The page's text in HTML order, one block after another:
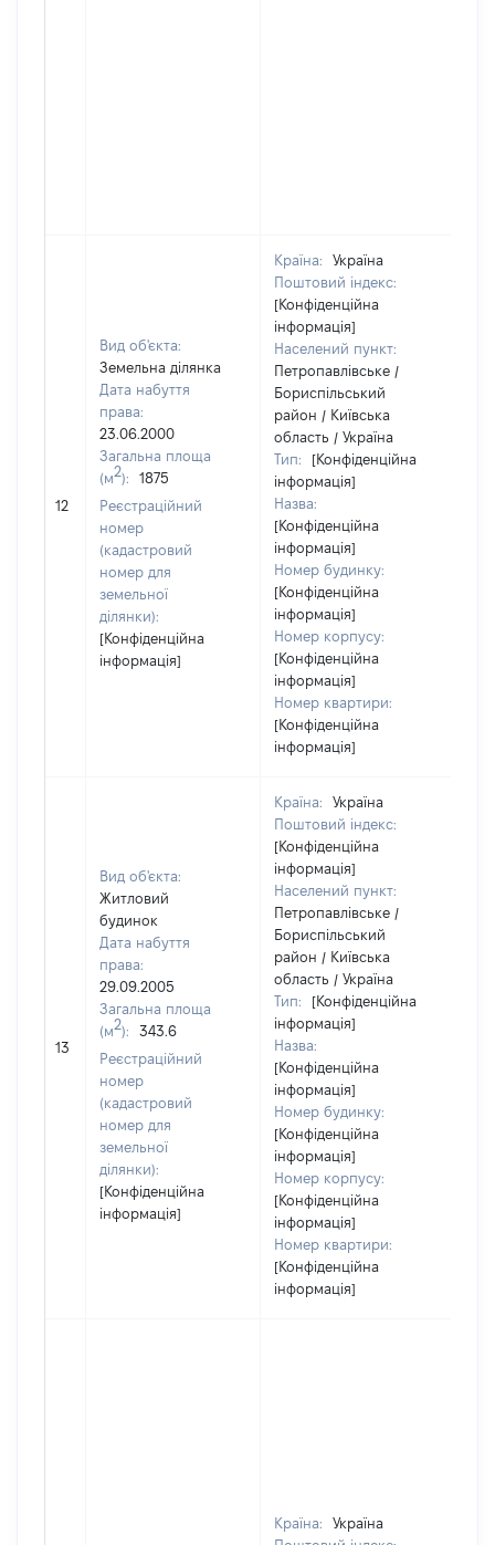
12
Вид об'єкта:
Земельна ділянка
Дата набуття
права:
23.06.2000
Загальна площа
(м2):
1875
Реєстраційний
номер
(кадастровий
номер для
земельної
ділянки):
[Конфіденційна
інформація]
Країна:
Україна
Поштовий індекс:
[Конфіденційна
інформація]
Населений пункт:
Петропавлівське /
Бориспільський
район / Київська
область / Україна
Тип:
[Конфіденційна
інформація]
Назва:
[Конфіденційна
інформація]
Номер будинку:
[Конфіденційна
інформація]
Номер корпусу:
[Конфіденційна
інформація]
Номер квартири:
[Конфіденційна
інформація]
13
Вид об'єкта:
Житловий
будинок
Дата набуття
права:
29.09.2005
Загальна площа
(м2):
343.6
Реєстраційний
номер
(кадастровий
номер для
земельної
ділянки):
[Конфіденційна
інформація]
Країна:
Україна
Поштовий індекс:
[Конфіденційна
інформація]
Населений пункт:
Петропавлівське /
Бориспільський
район / Київська
область / Україна
Тип:
[Конфіденційна
інформація]
Назва:
[Конфіденційна
інформація]
Номер будинку:
[Конфіденційна
інформація]
Номер корпусу:
[Конфіденційна
інформація]
Номер квартири:
[Конфіденційна
інформація]
Країна:
Україна